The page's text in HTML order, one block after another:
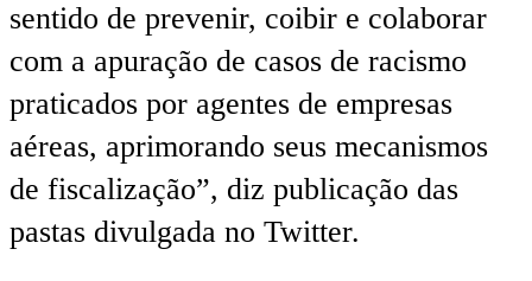
sentido de prevenir, coibir e colaborar
com a apuração de casos de racismo
praticados por agentes de empresas
aéreas, aprimorando seus mecanismos
de fiscalização”, diz publicação das
pastas divulgada no Twitter.